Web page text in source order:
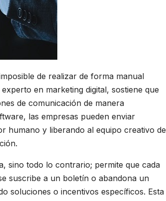
de realizar de forma manual
en marketing digital, sostiene que
de comunicación de manera
las empresas pueden enviar
humano y liberando al equipo creativo de
sino todo lo contrario; permite que cada
suscribe a un boletín o abandona un
soluciones o incentivos específicos. Esta